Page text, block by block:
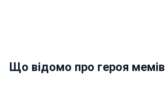
Що відомо про героя мемів